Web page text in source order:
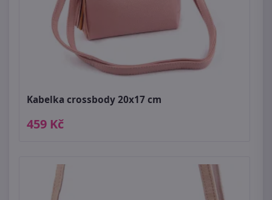
Kabelka crossbody 20x17 cm
459 Kč